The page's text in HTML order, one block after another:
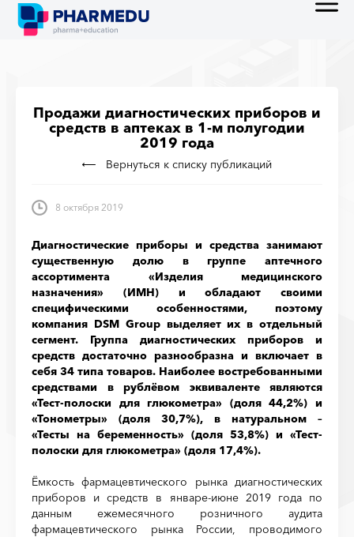
Продажи диагностических приборов и
средств в аптеках в 1-м полугодии
2019 года
Вернуться к списку публикаций
8 октября 2019
Диагностические приборы и средства занимают
существенную долю в группе аптечного
ассортимента «Изделия медицинского
назначения» (ИМН) и обладают своими
специфическими особенностями, поэтому
компания DSM Group выделяет их в отдельный
сегмент. Группа диагностических приборов и
средств достаточно разнообразна и включает в
себя 34 типа товаров. Наиболее востребованными
средствами в рублёвом эквиваленте являются
«Тест-полоски для глюкометра» (доля 44,2%) и
«Тонометры» (доля 30,7%), в натуральном –
«Тесты на беременность» (доля 53,8%) и «Тест-
полоски для глюкометра» (доля 17,4%).
Ёмкость фармацевтического рынка диагностических
приборов и средств в январе-июне 2019 года по
данным ежемесячного розничного аудита
фармацевтического рынка России, проводимого